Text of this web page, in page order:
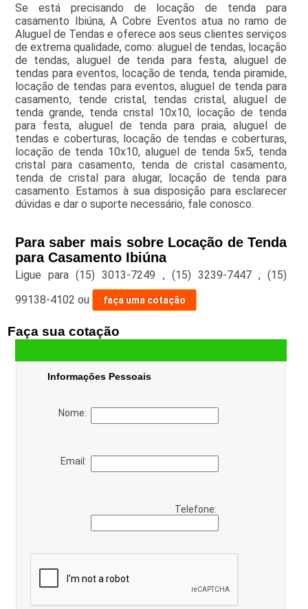
Se está precisando de locação de tenda para
casamento Ibiúna, A Cobre Eventos atua no ramo de
Aluguel de Tendas e oferece aos seus clientes serviços
de extrema qualidade, como: aluguel de tendas, locação
de tendas, aluguel de tenda para festa, aluguel de
tendas para eventos, locação de tenda, tenda piramide,
locação de tendas para eventos, aluguel de tenda para
casamento, tende cristal, tendas cristal, aluguel de
tenda grande, tenda cristal 10x10, locação de tenda
para festa, aluguel de tenda para praia, aluguel de
tendas e coberturas, locação de tendas e coberturas,
locação de tenda 10x10, aluguel de tenda 5x5, tenda
cristal para casamento, tenda de cristal casamento,
tenda de cristal para alugar, locação de tenda para
casamento. Estamos à sua disposição para esclarecer
dúvidas e dar o suporte necessário, fale conosco.
Para saber mais sobre Locação de Tenda
para Casamento Ibiúna
Ligue para(15) 3013-7249 , (15) 3239-7447 ,(15)
99138-4102 ou faça uma cotação
Faça sua cotação
Informações Pessoais
Nome:
Email:
Telefone: